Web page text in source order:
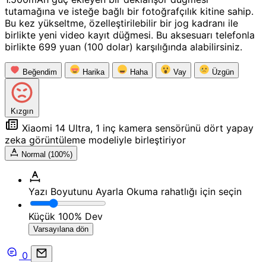
tutamağına ve isteğe bağlı bir fotoğrafçılık kitine sahip.
Bu kez yükseltme, özelleştirilebilir bir jog kadranı ile
birlikte yeni video kayıt düğmesi. Bu aksesuarı telefonla
birlikte 699 yuan (100 dolar) karşılığında alabilirsiniz.
Beğendim Harika Haha Vay Üzgün
Kızgın
Xiaomi 14 Ultra, 1 inç kamera sensörünü dört yapay
zeka görüntüleme modeliyle birleştiriyor
Normal (100%)
Yazı Boyutunu Ayarla Okuma rahatlığı için seçin
Küçük 100% Dev
Varsayılana dön
0